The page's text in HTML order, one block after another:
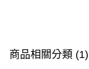
商品相關分類 (1)